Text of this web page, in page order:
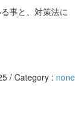
事と、対策法に
/ Category : none